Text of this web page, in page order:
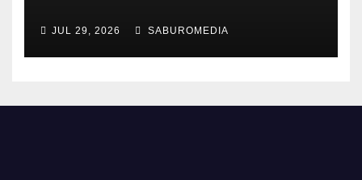
JUL 29, 2026 SABUROMEDIA